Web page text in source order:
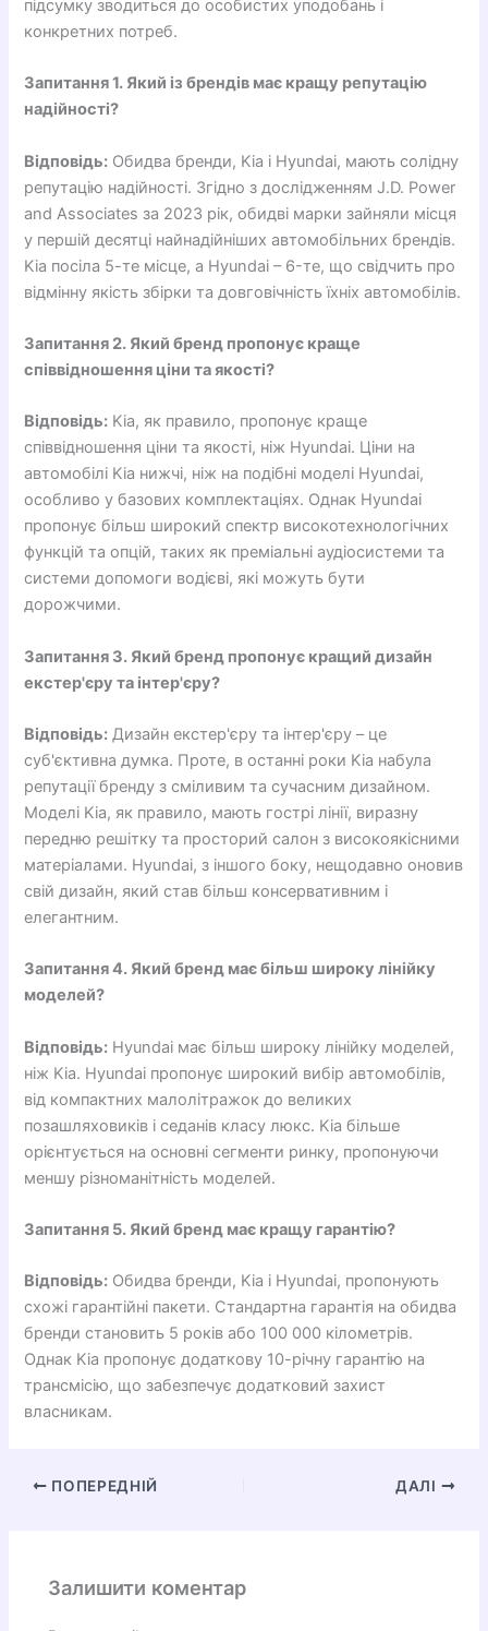
підсумку зводиться до особистих уподобань і
конкретних потреб.
Запитання 1. Який із брендів має кращу репутацію
надійності?
Відповідь: Обидва бренди, Kia і Hyundai, мають солідну
репутацію надійності. Згідно з дослідженням J.D. Power
and Associates за 2023 рік, обидві марки зайняли місця
у першій десятці найнадійніших автомобільних брендів.
Kia посіла 5-те місце, а Hyundai – 6-те, що свідчить про
відмінну якість збірки та довговічність їхніх автомобілів.
Запитання 2. Який бренд пропонує краще
співвідношення ціни та якості?
Відповідь: Kia, як правило, пропонує краще
співвідношення ціни та якості, ніж Hyundai. Ціни на
автомобілі Kia нижчі, ніж на подібні моделі Hyundai,
особливо у базових комплектаціях. Однак Hyundai
пропонує більш широкий спектр високотехнологічних
функцій та опцій, таких як преміальні аудіосистеми та
системи допомоги водієві, які можуть бути
дорожчими.
Запитання 3. Який бренд пропонує кращий дизайн
екстер'єру та інтер'єру?
Відповідь: Дизайн екстер'єру та інтер'єру – це
суб'єктивна думка. Проте, в останні роки Kia набула
репутації бренду з сміливим та сучасним дизайном.
Моделі Kia, як правило, мають гострі лінії, виразну
передню решітку та просторий салон з високоякісними
матеріалами. Hyundai, з іншого боку, нещодавно оновив
свій дизайн, який став більш консервативним і
елегантним.
Запитання 4. Який бренд має більш широку лінійку
моделей?
Відповідь: Hyundai має більш широку лінійку моделей,
ніж Kia. Hyundai пропонує широкий вибір автомобілів,
від компактних малолітражок до великих
позашляховиків і седанів класу люкс. Kia більше
орієнтується на основні сегменти ринку, пропонуючи
меншу різноманітність моделей.
Запитання 5. Який бренд має кращу гарантію?
Відповідь: Обидва бренди, Kia і Hyundai, пропонують
схожі гарантійні пакети. Стандартна гарантія на обидва
бренди становить 5 років або 100 000 кілометрів.
Однак Kia пропонує додаткову 10-річну гарантію на
трансмісію, що забезпечує додатковий захист
власникам.
ПОПЕРЕДНІЙ ДАЛІ
Залишити коментар